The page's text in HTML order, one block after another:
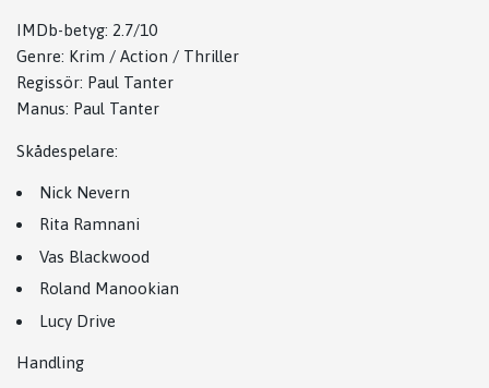
IMDb-betyg: 2.7/10
Genre: Krim / Action / Thriller
Regissör: Paul Tanter
Manus: Paul Tanter
Skådespelare:
Nick Nevern
Rita Ramnani
Vas Blackwood
Roland Manookian
Lucy Drive
Handling